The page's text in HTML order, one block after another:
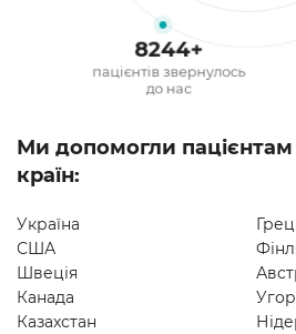
8244+
пацієнтів звернулось
до нас
Ми допомогли пацієнтам
країн:
Україна
США
Швеція
Канада
Казахстан